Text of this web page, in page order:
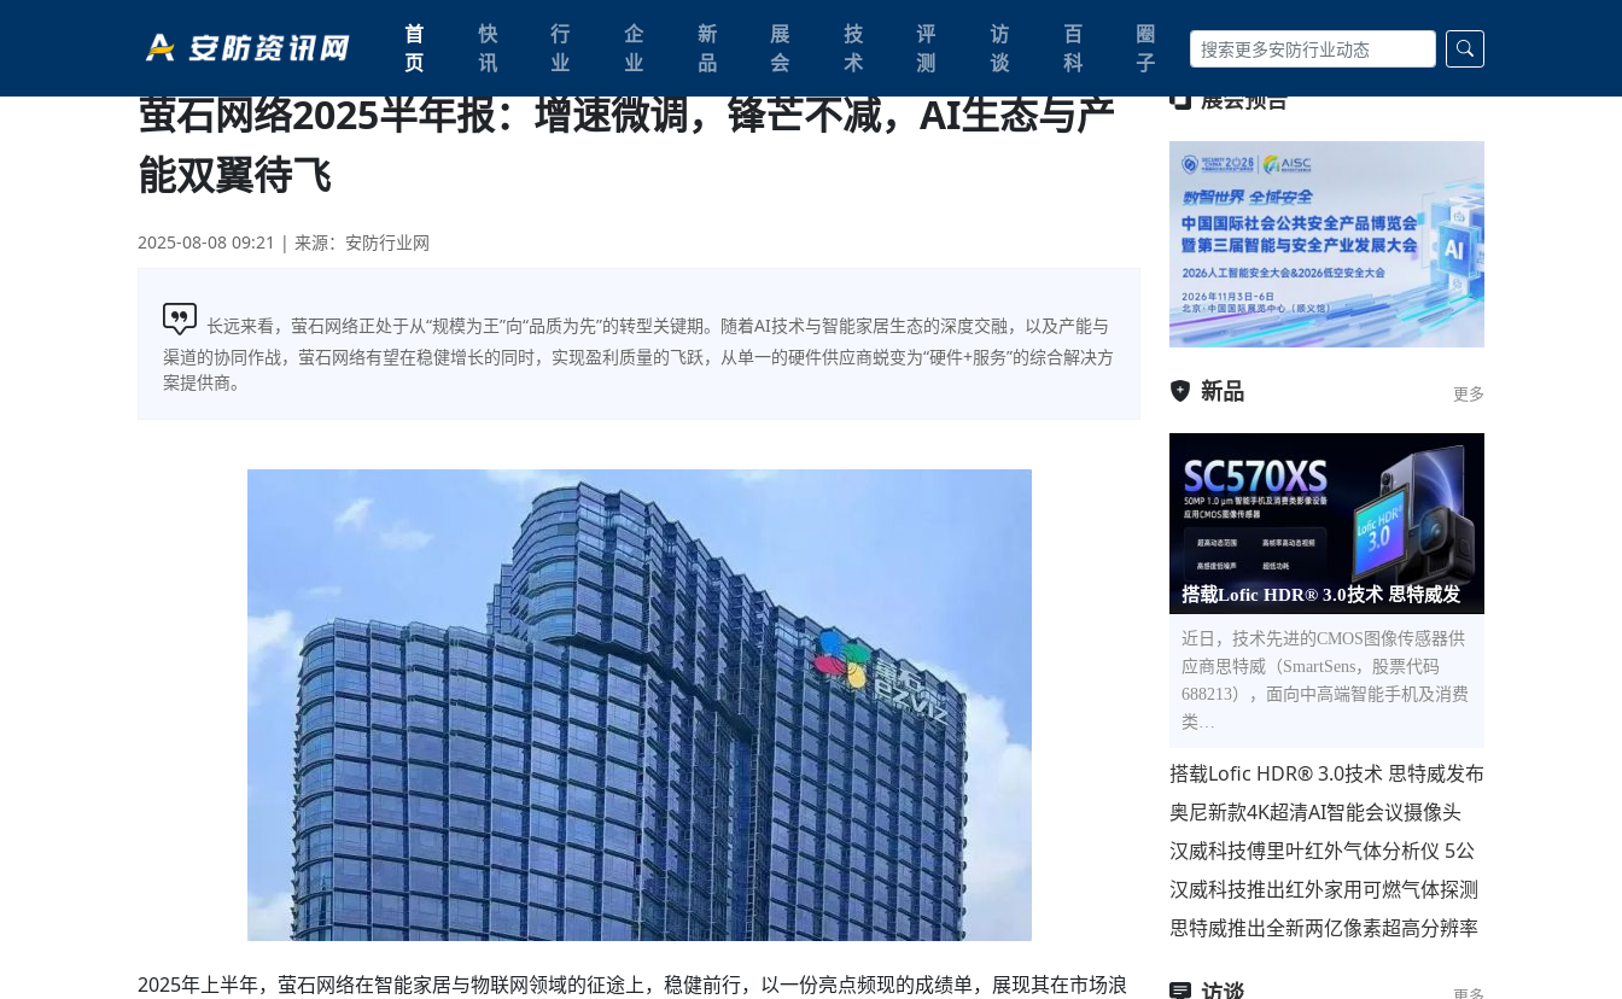
首
页
快
讯
行
业
企
业
新
品
展
会
技
术
评
测
访
谈
百
科
圈
子
萤石网络2025半年报：增速微调，锋芒不减，AI生态与产
能双翼待飞
2025-08-08 09:21 | 来源：安防行业网
长远来看，萤石网络正处于从“规模为王”向“品质为先”的转型关键期。随着AI技术与智能家居生态的深度交融，以及产能与
渠道的协同作战，萤石网络有望在稳健增长的同时，实现盈利质量的飞跃，从单一的硬件供应商蜕变为“硬件+服务”的综合解决方
案提供商。
2025年上半年，萤石网络在智能家居与物联网领域的征途上，稳健前行，以一份亮点频现的成绩单，展现其在市场浪
展会预告
新品 更多
搭载Lofic HDR® 3.0技术 思特威发
布全新5000万像素1.0μm像素尺寸
近日，技术先进的CMOS图像传感器供
应商思特威（SmartSens，股票代码
688213），面向中高端智能手机及消费
类…
搭载Lofic HDR® 3.0技术 思特威发布
全新5000万像素1.0μm像素尺寸超高
动态范围CMOS图像
奥尼新款4K超清AI智能会议摄像头
C98Pro即将上市
汉威科技傅里叶红外气体分析仪 5公
里开外，500种气体，一眼便知！
汉威科技推出红外家用可燃气体探测
器
思特威推出全新两亿像素超高分辨率
访谈